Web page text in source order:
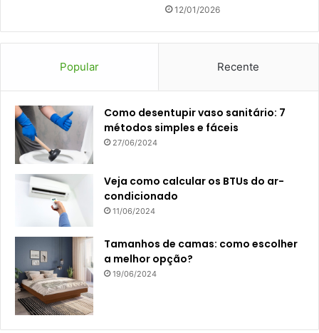
12/01/2026
Popular Recente
Como desentupir vaso sanitário: 7
métodos simples e fáceis
27/06/2024
Veja como calcular os BTUs do ar-
condicionado
11/06/2024
Tamanhos de camas: como escolher
a melhor opção?
19/06/2024